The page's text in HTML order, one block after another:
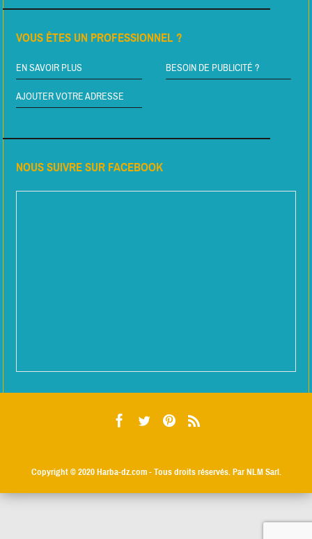
VOUS ÊTES UN PROFESSIONNEL ?
EN SAVOIR PLUS BESOIN DE PUBLICITÉ ?
AJOUTER VOTRE ADRESSE
NOUS SUIVRE SUR FACEBOOK
Copyright © 2020Harba-dz.com- Tous droits réservés. Par NLM Sarl.